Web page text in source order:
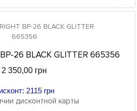
26 BLACK GLITTER 665356
2 350,00 грн
2115 грн
дисконтной карты